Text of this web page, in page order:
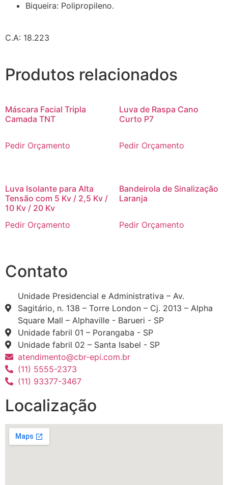
Biqueira: Polipropileno.
C.A: 18.223
Produtos relacionados
Máscara Facial Tripla
Camada TNT
Pedir Orçamento
Luva de Raspa Cano
Curto P7
Pedir Orçamento
Luva Isolante para Alta
Tensão com 5 Kv / 2,5 Kv /
10 Kv / 20 Kv
Pedir Orçamento
Bandeirola de Sinalização
Laranja
Pedir Orçamento
Contato
Unidade Presidencial e Administrativa – Av.
Sagitário, n. 138 – Torre London – Cj. 2013 – Alpha
Square Mall – Alphaville - Barueri - SP
Unidade fabril 01 – Porangaba - SP
Unidade fabril 02 – Santa Isabel - SP
atendimento@cbr-epi.com.br
(11) 5555-2373
(11) 93377-3467
Localização